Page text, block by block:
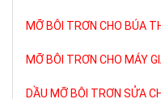
MỠ BÔI TRƠN CHO BÚA
MỠ BÔI TRƠN CHO MÁY
DẦU MỠ BÔI TRƠN SỬA